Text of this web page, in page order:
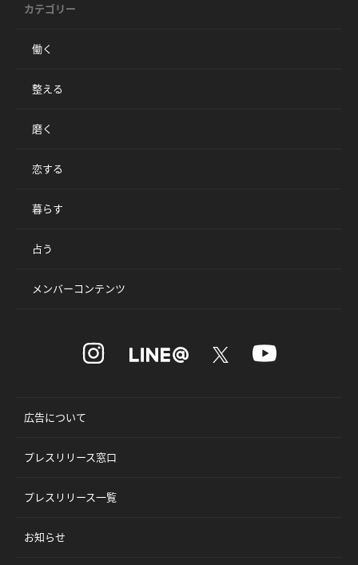
カテゴリー
働く
整える
磨く
恋する
暮らす
占う
メンバーコンテンツ
広告について
プレスリリース窓口
プレスリリース一覧
お知らせ